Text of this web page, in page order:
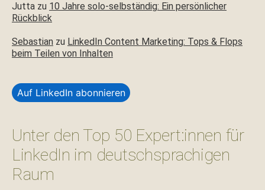
Jutta zu 10 Jahre solo-selbständig: Ein persönlicher
Rückblick
Sebastian zu LinkedIn Content Marketing: Tops & Flops
beim Teilen von Inhalten
Auf LinkedIn abonnieren
Unter den Top 50 Expert:innen für
LinkedIn im deutschsprachigen
Raum